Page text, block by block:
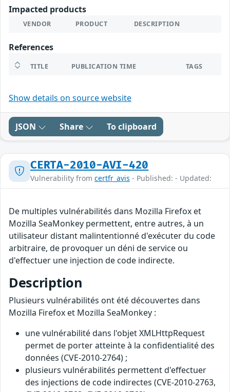
Impacted products
VENDOR PRODUCT DESCRIPTION
References
TITLE PUBLICATION TIME TAGS
Show details on source website
JSON Share To clipboard
CERTA-2010-AVI-420
Vulnerability from certfr_avis - Published: - Updated:
De multiples vulnérabilités dans Mozilla Firefox et
Mozilla SeaMonkey permettent, entre autres, à un
utilisateur distant malintentionné d'exécuter du code
arbitraire, de provoquer un déni de service ou
d'effectuer une injection de code indirecte.
Description
Plusieurs vulnérabilités ont été découvertes dans
Mozilla Firefox et Mozilla SeaMonkey :
une vulnérabilité dans l'objet XMLHttpRequest
permet de porter atteinte à la confidentialité des
données (CVE-2010-2764) ;
plusieurs vulnérabilités permettent d'effectuer
des injections de code indirectes (CVE-2010-2763,